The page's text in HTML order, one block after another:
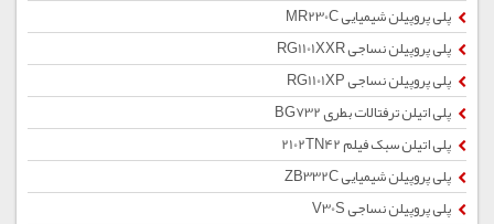
پلی پروپیلن شیمیایی MR230C
پلی پروپیلن نساجی RG1101XXR
پلی پروپیلن نساجی RG1101XP
پلی اتیلن ترفتالات بطری BG732
پلی اتیلن سبک فیلم 2102TN42
پلی پروپیلن شیمیایی ZB332C
پلی پروپیلن نساجی V30S